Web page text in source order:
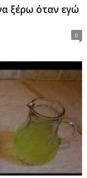
ξέρω όταν εγώ
0